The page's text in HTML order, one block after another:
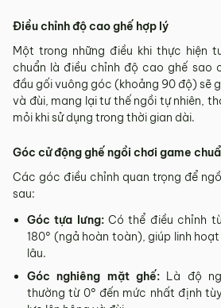
Điều chỉnh độ cao ghế hợp lý
Một trong những điều khi thực hiện
chuẩn là điều chỉnh độ cao ghế sao
đầu gối vuông góc (khoảng 90 độ) sẽ
và đùi, mang lại tư thế ngồi tự nhiên,
mỏi khi sử dụng trong thời gian dài.
Góc cử động ghế ngồi chơi game
Các góc điều chỉnh quan trọng để
sau:
Góc tựa lưng:Có thể điều chỉnh
180° (ngả hoàn toàn), giúp linh
lâu.
Góc nghiêng mặt ghế: Là độ
thường từ 0° đến mức nhất định